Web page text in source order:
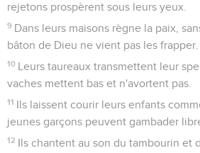
rejetons prospèrent sous leurs yeux.
9 Dans leurs maisons règne la paix,
bâton de Dieu ne vient pas les frapper.
10 Leurs taureaux transmettent leur
vaches mettent bas et n'avortent pas.
11 Ils laissent courir leurs enfants
jeunes garçons peuvent gambader
12 Ils chantent au son du tambourin et